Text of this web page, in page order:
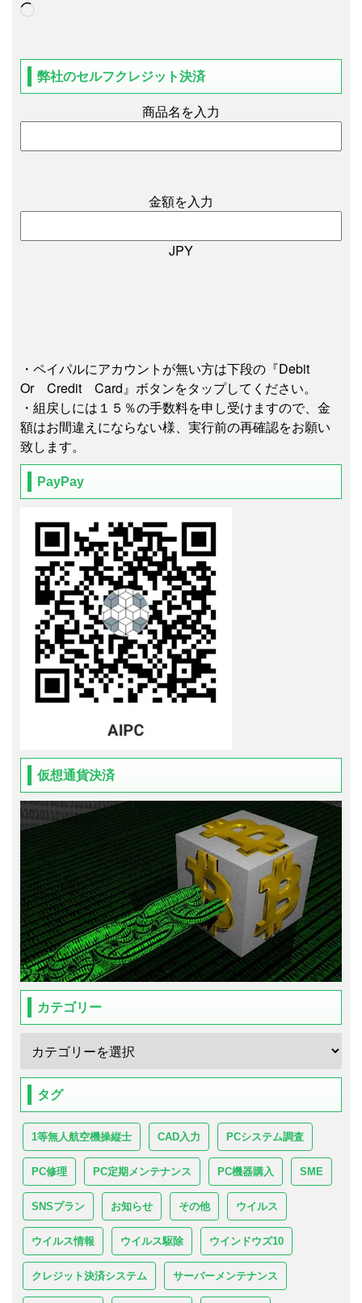
弊社のセルフクレジット決済
商品名を入力
金額を入力
JPY
・ペイパルにアカウントが無い方は下段の『Debit
Or Credit Card』ボタンをタップしてください。
・組戻しには１５％の手数料を申し受けますので、金
額はお間違えにならない様、実行前の再確認をお願い
致します。
PayPay
仮想通貨決済
カテゴリー
タグ
1等無人航空機操縦士 CAD入力 PCシステム調査
PC修理 PC定期メンテナンス PC機器購入 SME
SNSプラン お知らせ その他 ウイルス
ウイルス情報 ウイルス駆除 ウインドウズ10
クレジット決済システム サーバーメンテナンス